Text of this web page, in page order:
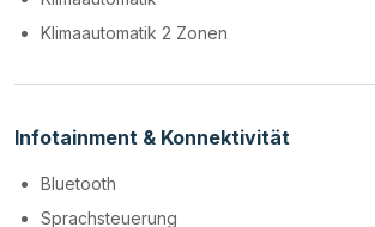
Klimaautomatik 2 Zonen
Infotainment & Konnektivität
Bluetooth
Sprachsteuerung